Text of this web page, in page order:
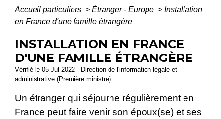
Accueil particuliers > Étranger - Europe > Installation
en France d'une famille étrangère
INSTALLATION EN FRANCE
D'UNE FAMILLE ÉTRANGÈRE
Vérifié le 05 Jul 2022 - Direction de l'information légale et
administrative (Première ministre)
Un étranger qui séjourne régulièrement en
France peut faire venir son époux(se) et ses